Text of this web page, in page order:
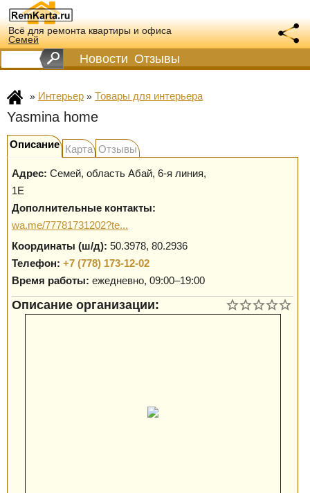
Всё для ремонта квартиры и офиса
Семей
Новости Отзывы
» Интерьер » Товары для интерьера
Yasmina home
Описание Карта Отзывы
Адрес: Семей, область Абай, 6-я линия,
1Е
Дополнительные контакты:
wa.me/77781731202?te...
Координаты (ш/д): 50.3978, 80.2936
Телефон: +7 (778) 173-12-02
Время работы: ежедневно, 09:00–19:00
Описание организации: